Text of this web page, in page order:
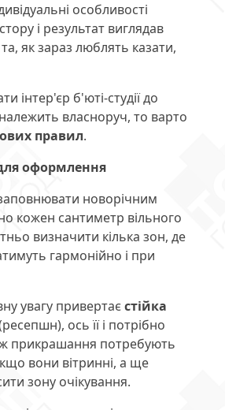
особливості
і результат виглядав
як зараз люблять казати,
інтер'єр б'юті-студії до
власноруч, то варто
правил.
оформлення
новорічним
кожен сантиметр вільного
визначити кілька зон, де
гармонійно і при
увагу привертаєстійка
ось її і потрібно
прикрашання потребують
вони вітринні, а ще
зону очікування.